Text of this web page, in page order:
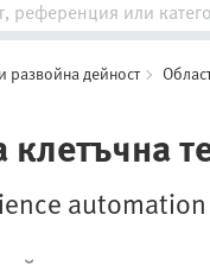
развойна дейност
automation